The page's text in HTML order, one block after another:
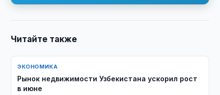
Читайте также
ЭКОНОМИКА
Рынок недвижимости Узбекистана ускорил рост
в июне